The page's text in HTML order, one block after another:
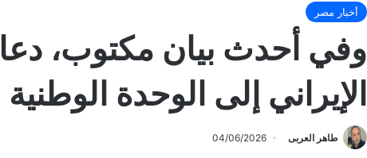
أخبار مصر
وفي أحدث بيان مكتوب،
الإيراني إلى الوحدة
طاهر العربى 04/06/2026